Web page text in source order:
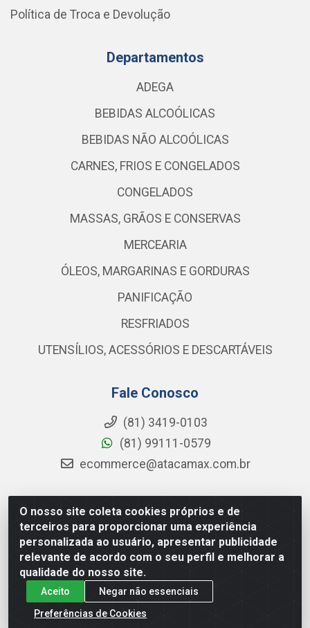
O nosso site coleta cookies próprios e de
terceiros para proporcionar uma experiência
personalizada ao usuário, apresentar publicidade
relevante de acordo com o seu perfil e melhorar a
qualidade do nosso site.
Aceito
Negar não essenciais
Preferências de Cookies
Política de Troca e Devolução
Departamentos
ADEGA
BEBIDAS ALCOÓLICAS
BEBIDAS NÃO ALCOÓLICAS
CARNES, FRIOS E CONGELADOS
CONGELADOS
MASSAS, GRÃOS E CONSERVAS
MERCEARIA
ÓLEOS, MARGARINAS E GORDURAS
PANIFICAÇÃO
RESFRIADOS
UTENSÍLIOS, ACESSÓRIOS E DESCARTÁVEIS
Fale Conosco
(81) 3419-0103
(81) 99111-0579
ecommerce@atacamax.com.br
Atacamax Importadora de Alimentos LTDA - RODOVIA BR-
101 - SUL, KM 79,60 GP E GALPAO:D - Muribeca, Jaboatão dos
Guararapes - PE, 54355-010 - CNPJ 08.305.623/0001-84